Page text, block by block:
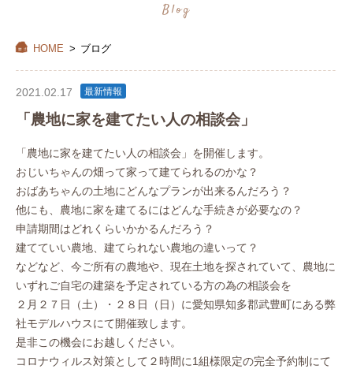
Blog
HOME > ブログ
2021.02.17 最新情報
「農地に家を建てたい人の相談会」
「農地に家を建てたい人の相談会」を開催します。
おじいちゃんの畑って家って建てられるのかな？
おばあちゃんの土地にどんなプランが出来るんだろう？
他にも、農地に家を建てるにはどんな手続きが必要なの？
申請期間はどれくらいかかるんだろう？
建てていい農地、建てられない農地の違いって？
などなど、今ご所有の農地や、現在土地を探されていて、農地に
いずれご自宅の建築を予定されている方の為の相談会を
２月２７日（土）・２８日（日）に愛知県知多郡武豊町にある弊
社モデルハウスにて開催致します。
是非この機会にお越しください。
コロナウィルス対策として２時間に1組様限定の完全予約制にて